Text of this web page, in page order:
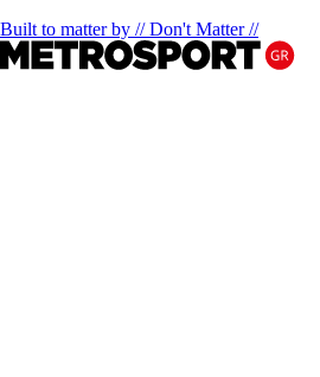
Built to matter by // Don't Matter //